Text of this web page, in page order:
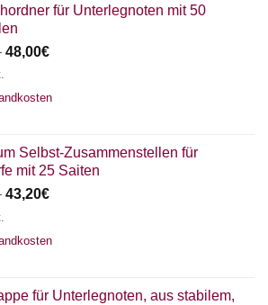
für Unterlegnoten mit 50
48,00€
Selbst-Zusammenstellen für
mit 25 Saiten
43,20€
für Unterlegnoten, aus stabilem,